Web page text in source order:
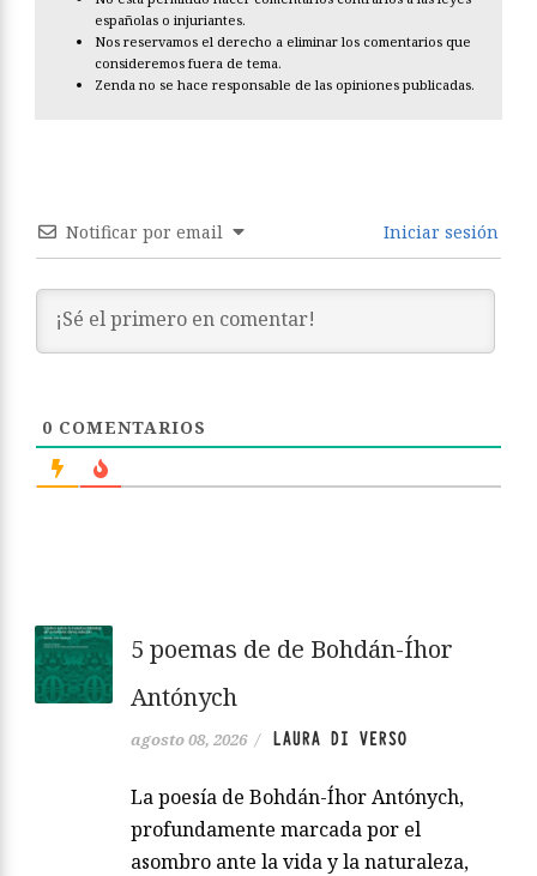
españolas o injuriantes.
Nos reservamos el derecho a eliminar los comentarios que
consideremos fuera de tema.
Zenda no se hace responsable de las opiniones publicadas.
Notificar por email Iniciar sesión
0 COMENTARIOS
5 poemas de de Bohdán-Íhor
Antónych
agosto 08, 2026 / LAURA DI VERSO
La poesía de Bohdán-Íhor Antónych,
profundamente marcada por el
asombro ante la vida y la naturaleza,